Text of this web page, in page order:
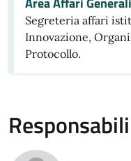
Segreteria affari
Innovazione,
Protocollo.
Responsabili